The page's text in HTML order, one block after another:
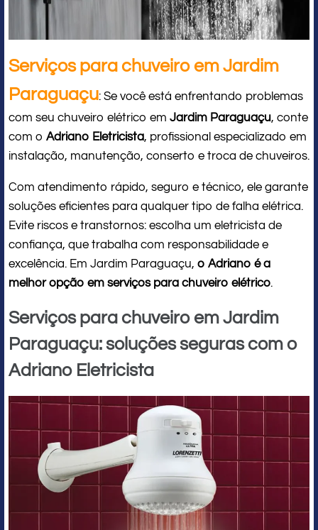
Serviços para chuveiro em Jardim
Paraguaçu: Se você está enfrentando problemas
com seu chuveiro elétrico em Jardim Paraguaçu, conte
com o Adriano Eletricista, profissional especializado em
instalação, manutenção, conserto e troca de chuveiros.
Com atendimento rápido, seguro e técnico, ele garante
soluções eficientes para qualquer tipo de falha elétrica.
Evite riscos e transtornos: escolha um eletricista de
confiança, que trabalha com responsabilidade e
excelência. Em Jardim Paraguaçu, o Adriano é a
melhor opção em serviços para chuveiro elétrico.
Serviços para chuveiro em Jardim
Paraguaçu: soluções seguras com o
Adriano Eletricista